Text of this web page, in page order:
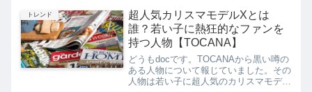
果たして、多くのバラエティ番組や映画
などに出演していた人気...
トレンド
超人気カリスマモデルXとは
誰？若い子に熱狂的なファンを
持つ人物【TOCANA】
どうもdocです。TOCANAから黒い噂の
ある人物について報じていました。その
人物は若い子に超人気のカリスマモデル